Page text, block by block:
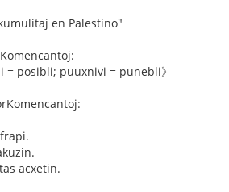
en Palestino"
= posibli; puuxnivi = punebli》
acxetin.